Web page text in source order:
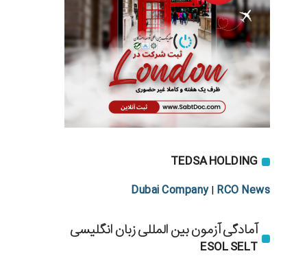
TEDSA HOLDING
Dubai Company| RCO News
آمادگی آزمون بین المللی زبان انگلیسی
ESOL SELT